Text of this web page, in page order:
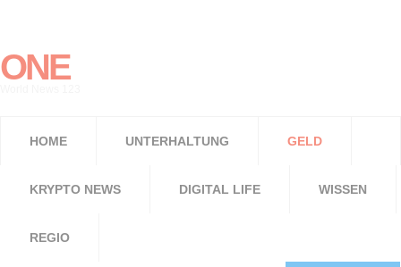
ONE
HOME UNTERHALTUNG GELD
KRYPTO NEWS DIGITAL LIFE WISSEN
REGIO